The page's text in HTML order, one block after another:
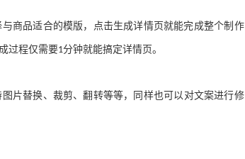
与商品适合的模版， 点击生成详情页就能完成整个制作
过程仅需要1分钟就能搞定详情页。
图片替换、 裁剪、翻转等等， 同样也可以对文案进行修